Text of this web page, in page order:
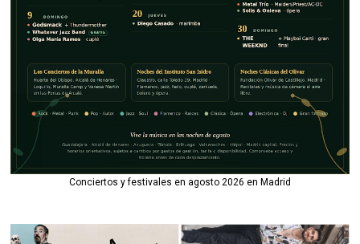
Conciertos y festivales en agosto 2026 en Madrid